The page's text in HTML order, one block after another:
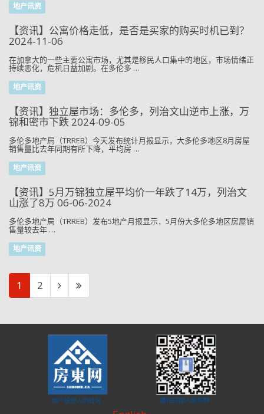
地产讯资
【资讯】公寓价格走低，是否是买家的购买时机已到？
2024-11-06
在加拿大的一些主要公寓市场，尤其是移民人口集中的地区，市场情绪正
持续恶化，危机日益加剧。在多伦多 …
地产讯资
【资讯】独立屋市场：多伦多，列治文山逆市上涨，万
锦和密市下跌 2024-09-05
多伦多地产局（TRREB）今天发布统计月报显示，大多伦多地区8月房屋
销售量比去年同期有所下降，平均房 …
地产讯资
【资讯】5月万锦独立屋平均价一年跌了14万，列治文
山涨了8万 06-06-2024
多伦多地产局（TRREB）发布5地产月报显示，5月份大多伦多地区房屋销
售量较去年 …
地产讯资
1 2